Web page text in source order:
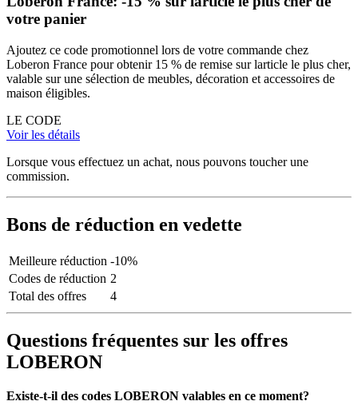
votre panier
Ajoutez ce code promotionnel lors de votre commande chez
Loberon France pour obtenir 15 % de remise sur larticle le plus cher,
valable sur une sélection de meubles, décoration et accessoires de
maison éligibles.
LE CODE
Voir les détails
Lorsque vous effectuez un achat, nous pouvons toucher une
commission.
Bons de réduction en vedette
Meilleure réduction -10%
Codes de réduction 2
Total des offres
4
Questions fréquentes sur les offres
LOBERON
Existe-t-il des codes LOBERON valables en ce moment?